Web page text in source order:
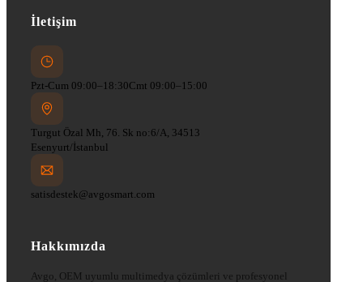
İletişim
Pzt-Cum 09:00–18:30Cmt 09:00–15:00
Turgut Özal Mh, 76. Sk no:6/A, 34513
Esenyurt/İstanbul
satisdestek@avgosmart.com
Hakkımızda
Avgo, OEM uyumlu multimedya çözümleri ve profesyonel